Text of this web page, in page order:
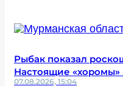
Рыбак показал
Настоящие «хоромы»
07.08.2026, 15:04